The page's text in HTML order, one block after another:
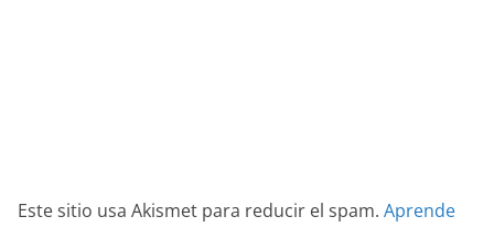
Este sitio usa Akismet para reducir el spam. Aprende